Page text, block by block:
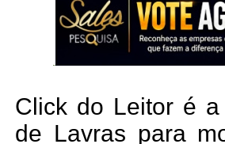
Click do Leitor é
de Lavras para